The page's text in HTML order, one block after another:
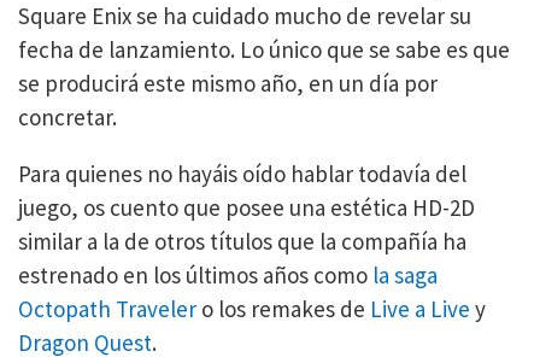
Square Enix se ha cuidado mucho de revelar su
fecha de lanzamiento. Lo único que se sabe es que
se producirá este mismo año, en un día por
concretar.
Para quienes no hayáis oído hablar todavía del
juego, os cuento que posee una estética HD-2D
similar a la de otros títulos que la compañía ha
estrenado en los últimos años como la saga
Octopath Traveler o los remakes de Live a Live y
Dragon Quest.